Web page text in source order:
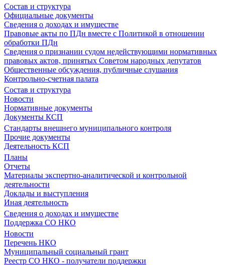
Состав и структура
Официальные документы
Сведения о доходах и имуществе
Правовые акты по ПДн вместе с Политикой в отношении
обработки ПДн
Сведения о признании судом недействующими нормативных
правовых актов, принятых Советом народных депутатов
Общественные обсуждения, публичные слушания
Контрольно-счетная палата
Состав и структура
Новости
Нормативные документы
Документы КСП
Стандарты внешнего муниципального контроля
Прочие документы
Деятельность КСП
Планы
Отчеты
Материалы экспертно-аналитической и контрольной
деятельности
Доклады и выступления
Иная деятельность
Сведения о доходах и имуществе
Поддержка СО НКО
Новости
Перечень НКО
Муниципальный социальный грант
Реестр СО НКО - получатели поддержки